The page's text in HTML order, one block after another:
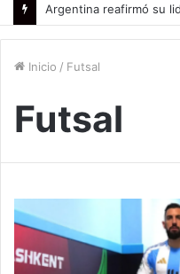
Inicio / Futsal
Futsal